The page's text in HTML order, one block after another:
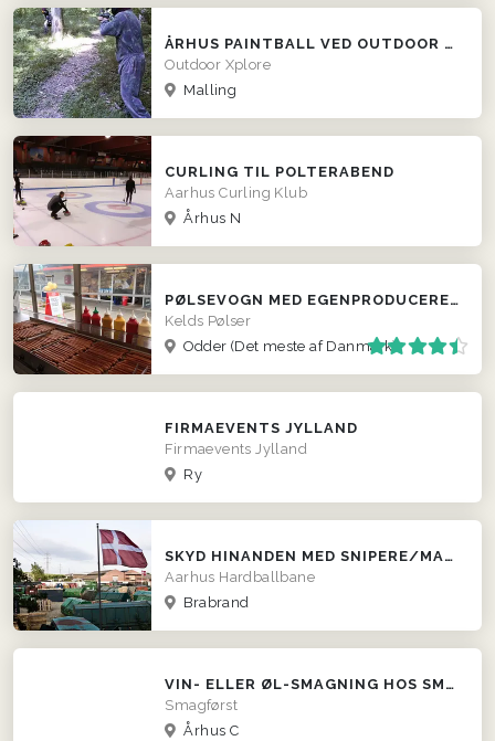
ÅRHUS PAINTBALL VED OUTDOOR XPLORE
Outdoor Xplore
Malling
CURLING TIL POLTERABEND
Aarhus Curling Klub
Århus N
PØLSEVOGN MED EGENPRODUCEREDE PØLSER
Kelds Pølser
Odder (Det meste af Danmark)
FIRMAEVENTS JYLLAND
Firmaevents Jylland
Ry
SKYD HINANDEN MED SNIPERE/MASKINGEVÆRER HOS AHBB
Aarhus Hardballbane
Brabrand
VIN- ELLER ØL-SMAGNING HOS SMAGFØRST!
Smagførst
Århus C